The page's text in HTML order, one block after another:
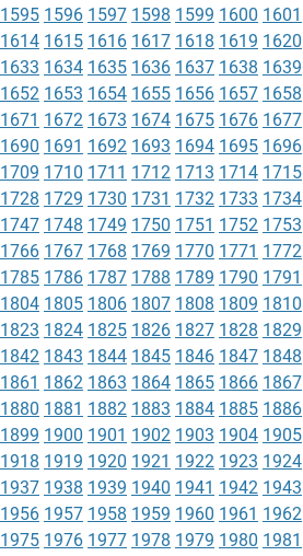
1595 1596 1597 1598 1599 1600 1601
1614 1615 1616 1617 1618 1619 1620
1633 1634 1635 1636 1637 1638 1639
1652 1653 1654 1655 1656 1657 1658
1671 1672 1673 1674 1675 1676 1677
1690 1691 1692 1693 1694 1695 1696
1709 1710 1711 1712 1713 1714 1715
1728 1729 1730 1731 1732 1733 1734
1747 1748 1749 1750 1751 1752 1753
1766 1767 1768 1769 1770 1771 1772
1785 1786 1787 1788 1789 1790 1791
1804 1805 1806 1807 1808 1809 1810
1823 1824 1825 1826 1827 1828 1829
1842 1843 1844 1845 1846 1847 1848
1861 1862 1863 1864 1865 1866 1867
1880 1881 1882 1883 1884 1885 1886
1899 1900 1901 1902 1903 1904 1905
1918 1919 1920 1921 1922 1923 1924
1937 1938 1939 1940 1941 1942 1943
1956 1957 1958 1959 1960 1961 1962
1975 1976 1977 1978 1979 1980 1981